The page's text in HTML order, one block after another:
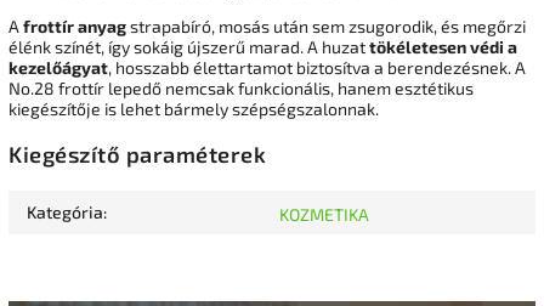
A frottír anyagstrapabíró, mosás után sem zsugorodik, és megőrzi
élénk színét, így sokáig újszerű marad. A huzattökéletesen védi a
kezelőágyat, hosszabb élettartamot biztosítva a berendezésnek. A
No.28 frottír lepedő nemcsak funkcionális, hanem esztétikus
kiegészítője is lehet bármely szépségszalonnak.
Kiegészítő paraméterek
Kategória: KOZMETIKA